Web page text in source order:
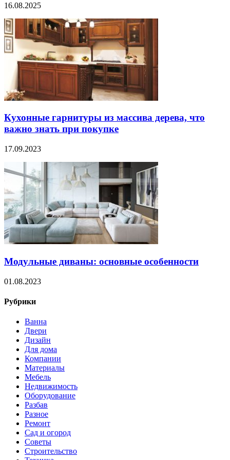
16.08.2025
Кухонные гарнитуры из массива дерева, что
важно знать при покупке
17.09.2023
Модульные диваны: основные особенности
01.08.2023
Рубрики
Ванна
Двери
Дизайн
Для дома
Компании
Материалы
Мебель
Недвижимость
Оборудование
Разбав
Разное
Ремонт
Сад и огород
Советы
Строительство